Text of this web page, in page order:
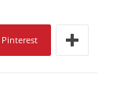
Pinterest